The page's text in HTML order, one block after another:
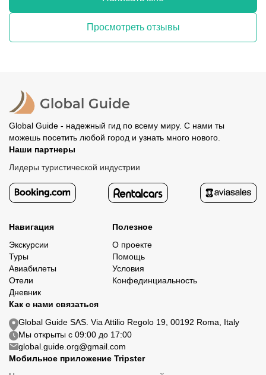
Просмотреть отзывы
Global Guide - надежный гид по всему миру. С нами ты
можешь посетить любой город и узнать много нового.
Наши партнеры
Лидеры туристической индустрии
Навигация
Экскурсии
Туры
Авиабилеты
Отели
Дневник
Полезное
О проекте
Помощь
Условия
Конфединциальность
Как с нами связаться
Global Guide SAS. Via Attilio Regolo 19, 00192 Roma, Italy
Мы открыты с 09:00 до 17:00
global.guide.org@gmail.com
Мобильное приложение Tripster